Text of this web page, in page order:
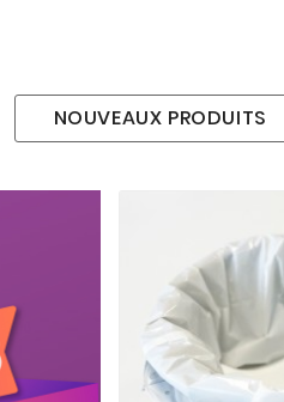
NOUVEAUX PRODUITS